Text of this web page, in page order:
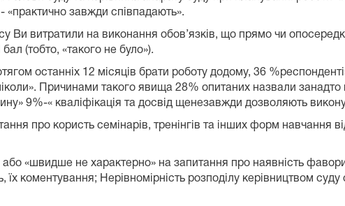
«практично завжди співпадають».
Ви витратили на виконання обов’язків, що прямо чи
(тобто, «такого не було»).
останніх 12 місяців брати роботу додому, 36 %респондент
». Причинами такого явища 28% опитаних назвали
9%-« кваліфікація та досвід щенезавжди дозволяють
про користь семінарів, тренінгів та інших форм навчання
«швидше не характерно» на запитання про наявність
коментування; Нерівномірність розподілу керівництвом суду
питання.